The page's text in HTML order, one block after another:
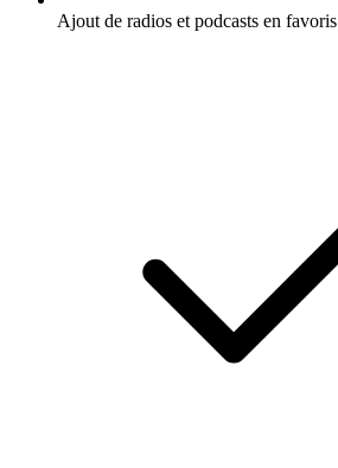
Ajout de radios et podcasts en favoris